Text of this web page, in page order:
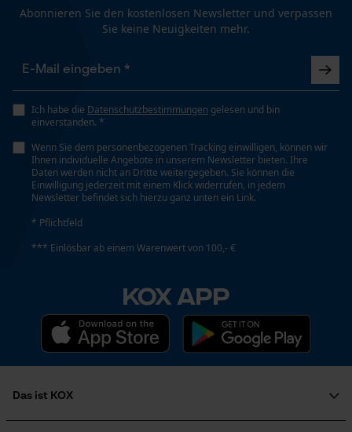
Abonnieren Sie den kostenlosen Newsletter und verpassen
Sie keine Neuigkeiten mehr.
Ich habe die Datenschutzbestimmungen gelesen und bin
einverstanden. *
Wenn Sie dem personenbezogenen Tracking einwilligen, können wir
Ihnen individuelle Angebote in unserem Newsletter bieten. Ihre
Daten werden nicht an Dritte weitergegeben. Sie können die
Einwilligung jederzeit mit einem Klick widerrufen, in jedem
Newsletter befindet sich hierzu ganz unten ein Link.
* Pflichtfeld
*** Einlösbar ab einem Warenwert von 100,- €
KOX APP
Das ist KOX